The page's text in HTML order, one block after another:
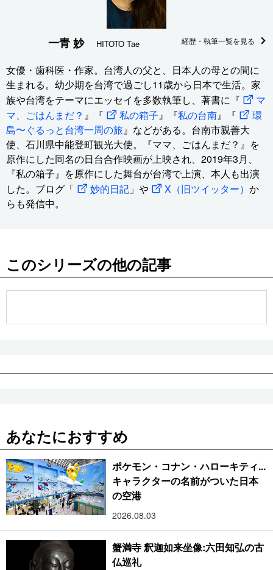
一青 妙 HITOTO Tae 経歴・執筆一覧を見る
女優・歯科医・作家。台湾人の父と、日本人の母との間に
生まれる。幼少期を台湾で過ごし11歳から日本で生活。家
族や台湾をテーマにエッセイを多数執筆し、著書に『
マ
マ、ごはんまだ？ 』『 私の箱子』『私の台南』『
環
島〜ぐるっと台湾一周の旅』などがある。台南市親善大
使、石川県中能登町観光大使。『ママ、ごはんまだ？』を
原作にした同名の日台合作映画が上映され、2019年3月、
『私の箱子』を原作にした舞台が台湾で上演、本人も出演
した。ブログ「
妙的日記」や X（旧ツイッター） か
らも発信中。
このシリーズの他の記事
あなたにおすすめ
ポケモン・コナン・ハローキティ...
キャラクターの名前がついた日本
の空港
2026.08.03
蟹満寺 釈迦如来坐像:六田知弘の古
仏巡礼